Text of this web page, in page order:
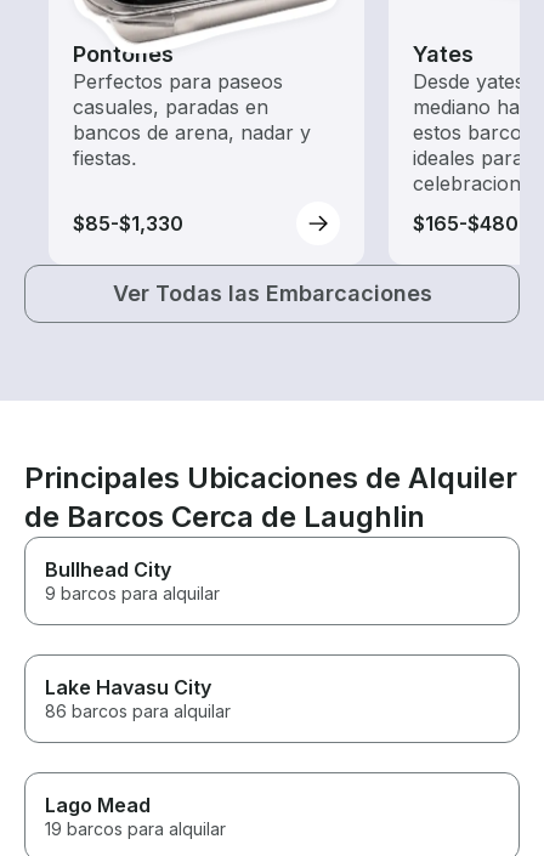
Pontones
Perfectos para paseos
casuales, paradas en
bancos de arena, nadar y
fiestas.
$85-$1,330
Yates
Desde yates
mediano
estos barcos
ideales para
$165-$480
Ver Todas las Embarcaciones
Principales Ubicaciones de Alquiler
de Barcos Cerca de Laughlin
Bullhead City
9 barcos para alquilar
Lake Havasu City
86 barcos para alquilar
Lago Mead
19 barcos para alquilar